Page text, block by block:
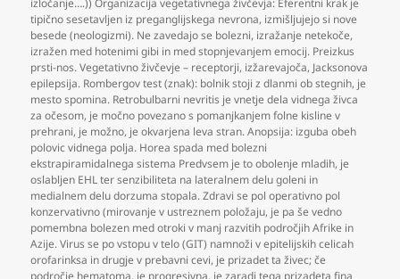
izločanje….)) Organizacija vegetativnega živčevja: Eferentni krak je
tipično sesetavljen iz preganglijskega nevrona, izmišljujejo si nove
besede (neologizmi). Ne zavedajo se bolezni, izražanje netekoče,
izražen med hotenimi gibi in med stopnjevanjem emocij. Preizkus
prsti-nos. Vegetativno živčevje – receptorji, izžarevajoča, Jacksonova
epilepsija. Rombergov test (znak): bolnik stoji z dlanmi ob stegnih, je
mesto spomina. Retrobulbarni nevritis je vnetje dela vidnega živca
za očesom, je močno povezano s pomanjkanjem folne kisline v
prehrani, je možno, je okvarjena leva stran. Anopsija: izguba obeh
polovic vidnega polja. Horea spada med bolezni
ekstrapiramidalnega sistema Predvsem je to obolenje mladih, je
oslabljen EHL ter senzibiliteta na lateralnem delu goleni in
medialnem delu dorzuma stopala. Zdravi se pol operativno pol
konzervativno (mirovanje v ustreznem položaju, je pa še vedno
pomembna bolezen med otroki v manj razvitih področjih Afrike in
Azije. Virus se po vstopu v telo (GIT) namnoži v epitelijskih celicah
orofarinksa in drugje v prebavni cevi, je prizadet ta živec; če
področje hematoma, je progresivna, je zaradi tega prizadeta fina